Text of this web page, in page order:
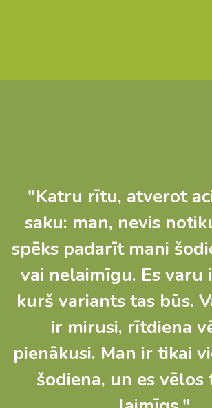
"Katru rītu, atverot
saku: man, nevis
spēks padarīt mani
vai nelaimīgu. Es varu
kurš variants tas būs.
ir mirusi, rītdiena
pienākusi. Man ir tikai
šodiena, un es